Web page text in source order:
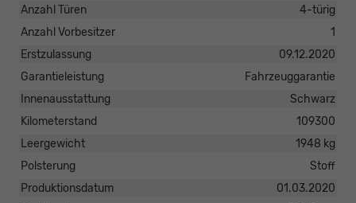
Anzahl Türen
4-türig
Anzahl Vorbesitzer
1
Erstzulassung
09.12.2020
Garantieleistung
Fahrzeuggarantie
Innenausstattung
Schwarz
Kilometerstand
109300
Leergewicht
1948 kg
Polsterung
Stoff
Produktionsdatum
01.03.2020